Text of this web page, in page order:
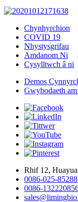
Chynhyrchion
COVID 19
Nhystysgrifau
Amdanom Ni
Cysylltwch â ni
Demos
Gwybodaeth
Rhif 12,
0086-025-
0086-